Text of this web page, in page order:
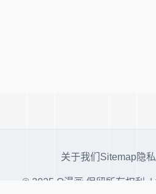
关于我们 Sitemap隐
© 2025 Q漫画 保留所有权利. |